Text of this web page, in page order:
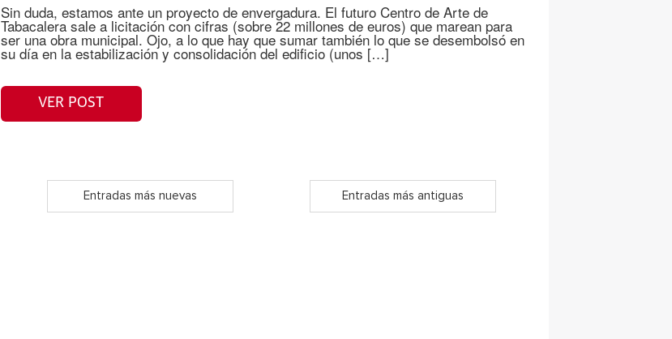
Sin duda, estamos ante un proyecto de envergadura. El futuro Centro de Arte de
Tabacalera sale a licitación con cifras (sobre 22 millones de euros) que marean para
ser una obra municipal. Ojo, a lo que hay que sumar también lo que se desembolsó en
su día en la estabilización y consolidación del edificio (unos […]
VER POST
Entradas más nuevas Entradas más antiguas